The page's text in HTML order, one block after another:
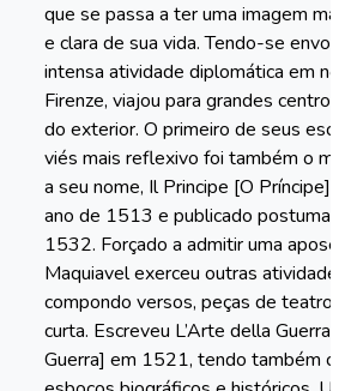
que se passa a ter uma imagem
e clara de sua vida. Tendo-se
intensa atividade diplomática em
Firenze, viajou para grandes
do exterior. O primeiro de seus
viés mais reflexivo foi também o
a seu nome, Il Principe [O Príncipe],
ano de 1513 e publicado
1532. Forçado a admitir uma
Maquiavel exerceu outras
compondo versos, peças de teatro
curta. Escreveu L’Arte della Guerra
Guerra] em 1521, tendo também